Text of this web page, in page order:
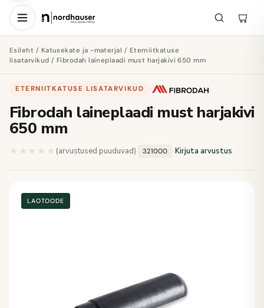
Esileht / Katusekate ja -materjal / Eterniitkatuse
lisatarvikud / Fibrodah laineplaadi must harjakivi 650 mm
ETERNIITKATUSE LISATARVIKUD ·
Fibrodah laineplaadi must harjakivi
650 mm
★★★★★ ★★★★★
(arvustused puuduvad)· 321000 ·Kirjuta arvustus
LAOTOODE